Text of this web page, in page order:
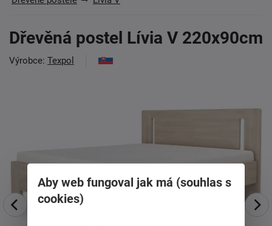
Dřevěná postel Lívia V 220x90cm
Výrobce: Texpol
Aby web fungoval jak má (souhlas s
cookies)